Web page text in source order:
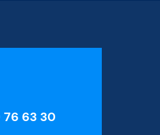
76 63 30